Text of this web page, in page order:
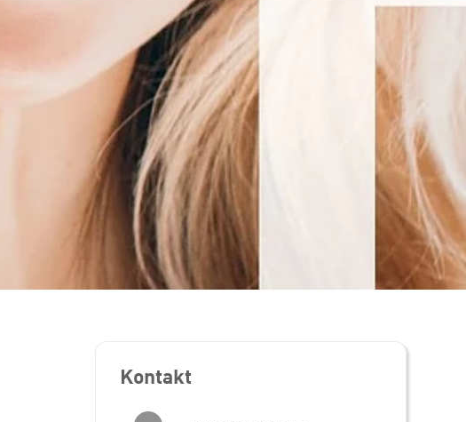
Kontakt